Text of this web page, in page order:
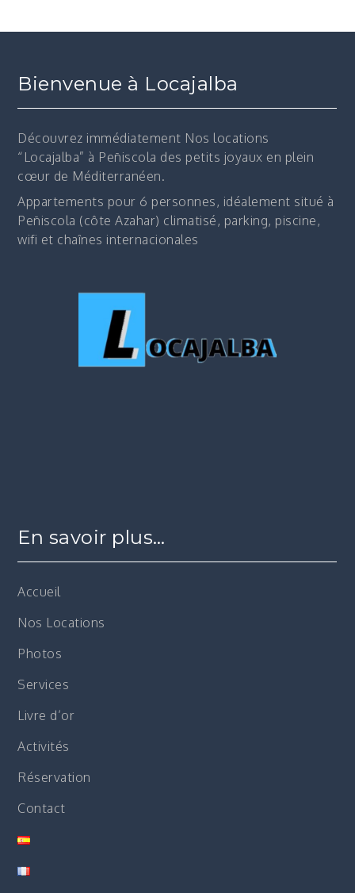
Bienvenue à Locajalba
Découvrez immédiatement Nos locations
“Locajalba” à Peñiscola des petits joyaux en plein
cœur de Méditerranéen.
Appartements pour 6 personnes, idéalement situé à
Peñiscola (côte Azahar) climatisé, parking, piscine,
wifi et chaînes internacionales
En savoir plus…
Accueil
Nos Locations
Photos
Services
Livre d’or
Activités
Réservation
Contact